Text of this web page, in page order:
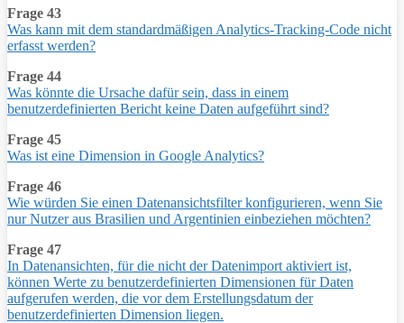
Frage 43
Was kann mit dem standardmäßigen Analytics-Tracking-Code nicht
erfasst werden?
Frage 44
Was könnte die Ursache dafür sein, dass in einem
benutzerdefinierten Bericht keine Daten aufgeführt sind?
Frage 45
Was ist eine Dimension in Google Analytics?
Frage 46
Wie würden Sie einen Datenansichtsfilter konfigurieren, wenn Sie
nur Nutzer aus Brasilien und Argentinien einbeziehen möchten?
Frage 47
In Datenansichten, für die nicht der Datenimport aktiviert ist,
können Werte zu benutzerdefinierten Dimensionen für Daten
aufgerufen werden, die vor dem Erstellungsdatum der
benutzerdefinierten Dimension liegen.